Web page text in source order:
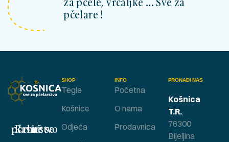
pčelare !
SHOP
Tegle
Košnice
Odjeća
INFO
Početna
O nama
Prodavnica
Bavite se pčelarstvom ?
PRONAĐI NAS
Košnica
T.R.,
76300
Bijeljina